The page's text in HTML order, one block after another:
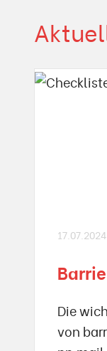
17.07.2024
Die
von